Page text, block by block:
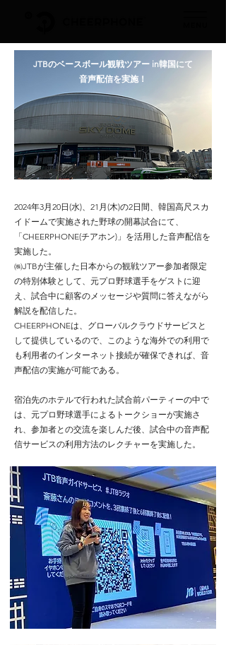
JTBのベースボール観戦ツアー in韓国にて
音声配信を実施！
2024年3月20日(水)、21月(木)の2日間、韓国高尺スカ
イドームで実施された野球の開幕試合にて、
「CHEERPHONE(チアホン)」を活用した音声配信を
実施した。
㈱JTBが主催した日本からの観戦ツアー参加者限定
の特別体験として、元プロ野球選手をゲストに迎
え、試合中に顧客のメッセージや質問に答えながら
解説を配信した。
CHEERPHONEは、グローバルクラウドサービスと
して提供しているので、このような海外での利用で
も利用者のインターネット接続が確保できれば、音
声配信の実施が可能である。
宿泊先のホテルで行われた試合前パーティーの中で
は、元プロ野球選手によるトークショーが実施さ
れ、参加者との交流を楽しんだ後、試合中の音声配
信サービスの利用方法のレクチャーを実施した。